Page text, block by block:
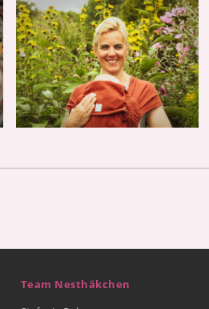
Team Nesthäkchen